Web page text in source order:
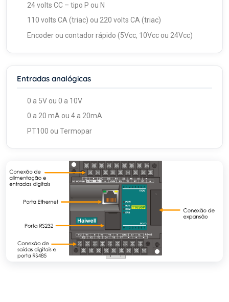
24 volts CC – tipo P ou N
110 volts CA (triac) ou 220 volts CA (triac)
Encoder ou contador rápido (5Vcc, 10Vcc ou 24Vcc)
Entradas analógicas
0 a 5V ou 0 a 10V
0 a 20 mA ou 4 a 20mA
PT100 ou Termopar